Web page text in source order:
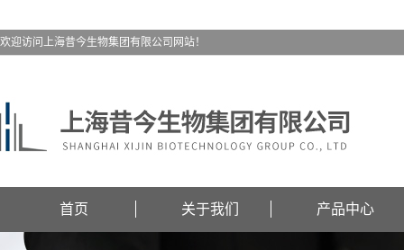
欢迎访问上海昔今生物集团有限公司网站！
首页 关于我们 产品中心